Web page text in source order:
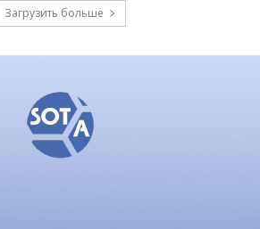
Загрузить больше